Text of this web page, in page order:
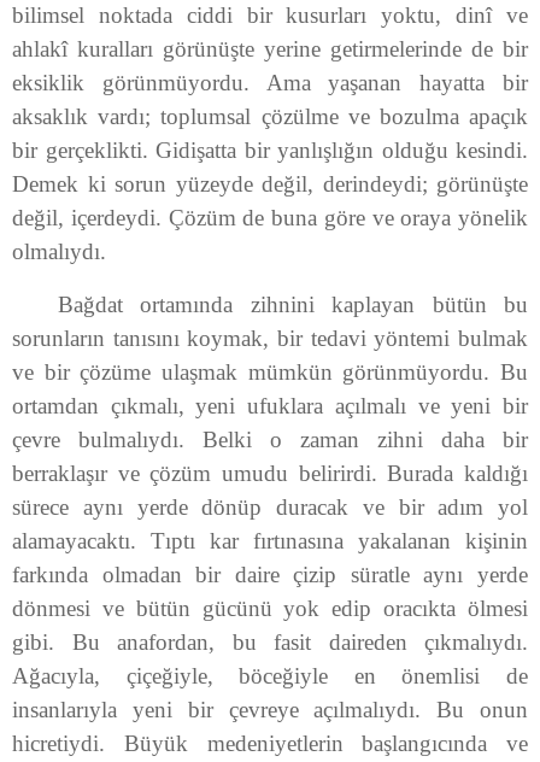
bilimsel noktada ciddi bir kusurları yoktu, dinî ve
ahlakî kuralları görünüşte yerine getirmelerinde de bir
eksiklik görünmüyordu. Ama yaşanan hayatta bir
aksaklık vardı; toplumsal çözülme ve bozulma apaçık
bir gerçeklikti. Gidişatta bir yanlışlığın olduğu kesindi.
Demek ki sorun yüzeyde değil, derindeydi; görünüşte
değil, içerdeydi. Çözüm de buna göre ve oraya yönelik
olmalıydı.
Bağdat ortamında zihnini kaplayan bütün bu
sorunların tanısını koymak, bir tedavi yöntemi bulmak
ve bir çözüme ulaşmak mümkün görünmüyordu. Bu
ortamdan çıkmalı, yeni ufuklara açılmalı ve yeni bir
çevre bulmalıydı. Belki o zaman zihni daha bir
berraklaşır ve çözüm umudu belirirdi. Burada kaldığı
sürece aynı yerde dönüp duracak ve bir adım yol
alamayacaktı. Tıptı kar fırtınasına yakalanan kişinin
farkında olmadan bir daire çizip süratle aynı yerde
dönmesi ve bütün gücünü yok edip oracıkta ölmesi
gibi. Bu anafordan, bu fasit daireden çıkmalıydı.
Ağacıyla, çiçeğiyle, böceğiyle en önemlisi de
insanlarıyla yeni bir çevreye açılmalıydı. Bu onun
hicretiydi. Büyük medeniyetlerin başlangıcında ve